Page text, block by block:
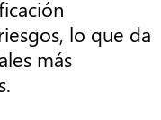
lo que da
más